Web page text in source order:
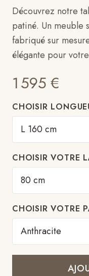
Découvrez notre
patiné. Un meuble
fabriqué sur
élégante pour
1 595 €
CHOISIR
CHOISIR VOTRE
CHOISIR VOTRE